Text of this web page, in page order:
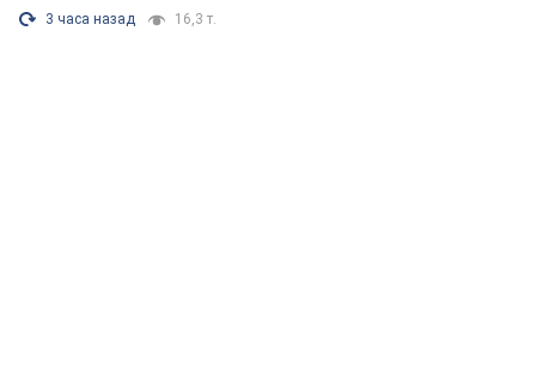
3 часа назад 16,3 т.